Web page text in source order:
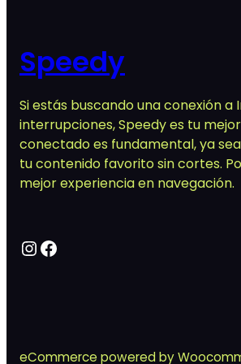
Speedy
Si estás buscando una conexión
interrupciones, Speedy es tu
conectado es fundamental, ya
tu contenido favorito sin cortes.
mejor experiencia en navegación.
InstagramFacebook
eCommerce powered by